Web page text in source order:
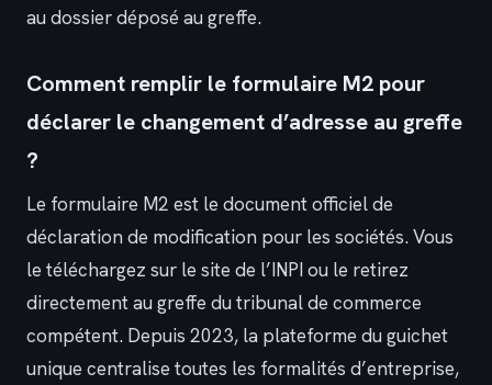
au dossier déposé au greffe.
Comment remplir le formulaire M2 pour
déclarer le changement d’adresse au greffe
?
Le formulaire M2 est le document officiel de
déclaration de modification pour les sociétés. Vous
le téléchargez sur le site de l’INPI ou le retirez
directement au greffe du tribunal de commerce
compétent. Depuis 2023, la plateforme du guichet
unique centralise toutes les formalités d’entreprise,